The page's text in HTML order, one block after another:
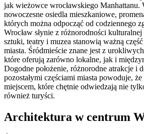
jak wieżowce wrocławskiego Manhattanu.
nowoczesne osiedla mieszkaniowe,
których można odpocząć od codziennego
Wrocław słynie z różnorodności
sztuki, teatry i muzea stanowią ważną
miasta. Śródmieście znane jest z
które oferują zarówno lokalne, jak i
Dogodne położenie, różnorodne atrakcje i
pozostałymi częściami miasta powoduje,
miejscem, które chętnie odwiedzają nie
również turyści.
Architektura w centrum